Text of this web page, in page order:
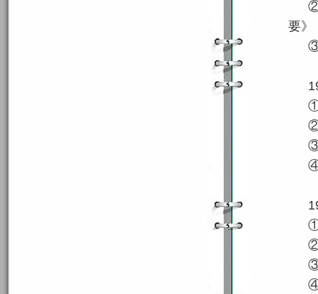
②
要》
③
①
②
④
①
②
④